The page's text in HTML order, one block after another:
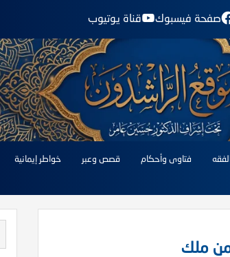
صفحة فيسبوك قناة يوتيوب
فتاوى وأحكام قصص وعبر خواطر إيمانية
ملك